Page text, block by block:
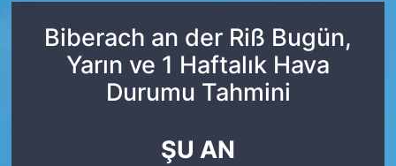
Biberach an der Riß Bugün,
Yarın ve 1 Haftalık Hava
Durumu Tahmini
ŞU AN
SPOR
DEUTSCH
Tüm Manşetler
Son Dakika Haberleri